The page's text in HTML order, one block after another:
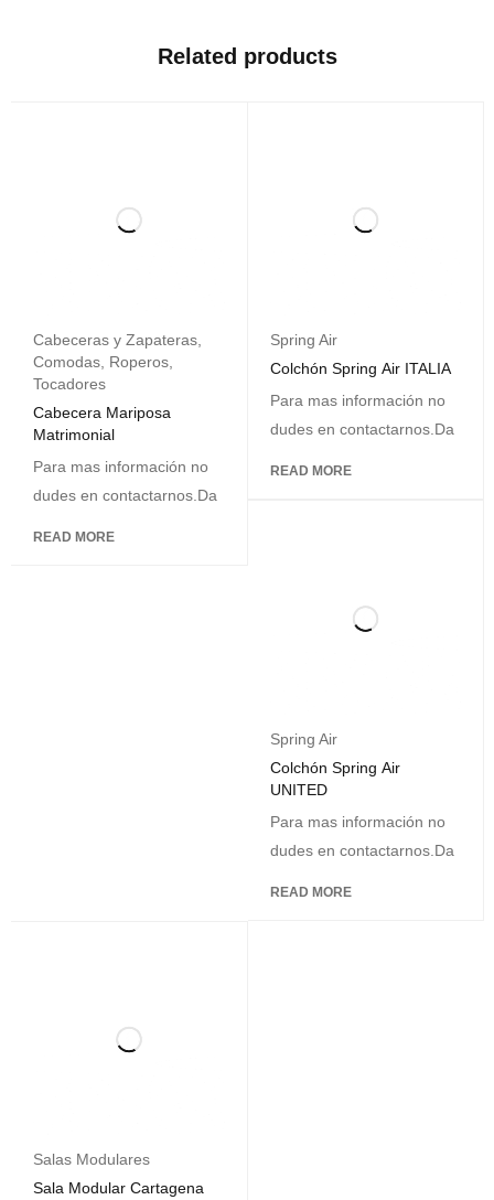
Related products
Cabeceras y Zapateras,
Comodas, Roperos,
Tocadores
Cabecera Mariposa
Matrimonial
Para mas información no
dudes en contactarnos.Da
READ MORE
Spring Air
Colchón Spring Air ITALIA
Para mas información no
dudes en contactarnos.Da
READ MORE
Spring Air
Colchón Spring Air
UNITED
Para mas información no
dudes en contactarnos.Da
READ MORE
Salas Modulares
Sala Modular Cartagena